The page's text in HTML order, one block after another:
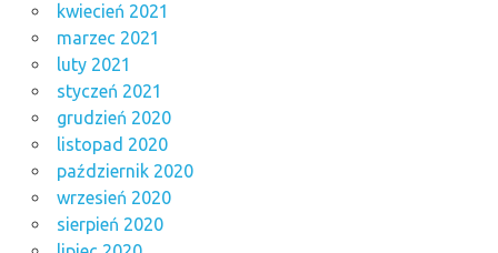
kwiecień 2021
marzec 2021
luty 2021
styczeń 2021
grudzień 2020
listopad 2020
październik 2020
wrzesień 2020
sierpień 2020